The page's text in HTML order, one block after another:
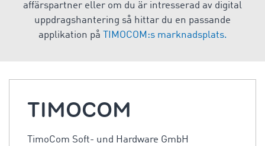
affärspartner eller om du är intresserad av digital
uppdragshantering så hittar du en passande
applikation på
TIMOCOM:s marknadsplats.
TIMOCOM
TimoCom Soft- und Hardware GmbH